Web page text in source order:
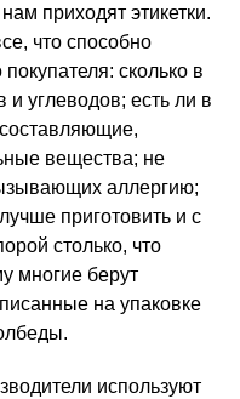
приходят этикетки.
что способно
сколько в
и углеводов; есть ли в
вещества; не
аллергию;
приготовить и с
столько, что
многие берут
на упаковке
используют